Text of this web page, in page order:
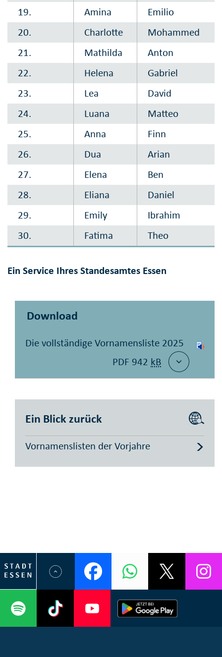
19. Amina
Emilio
20.
Charlotte
Mohammed
21.
Mathilda
Anton
22.
Helena
Gabriel
23.
Lea
David
24.
Luana
Matteo
25.
Anna
Finn
26.
Dua
Arian
27.
Elena
Ben
28.
Eliana
Daniel
29.
Emily
Ibrahim
30.
Fatima Theo
Ein Service Ihres Standesamtes Essen
Download
Die vollständige Vor­namens­liste 2025
PDF 942 kB
Ein Blick zurück
Vornamenslisten der Vorjahre